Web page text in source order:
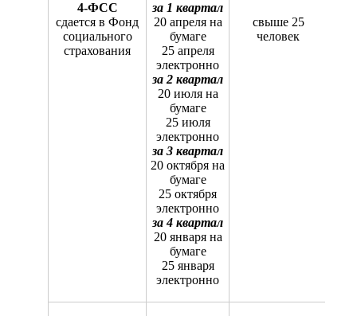
4-ФСС
сдается в Фонд
социального
страхования
за 1 квартал
20 апреля на
бумаге
25 апреля
электронно
за 2 квартал
20 июля на
бумаге
25 июля
электронно
за 3 квартал
20 октября на
бумаге
25 октября
электронно
за 4 квартал
20 января на
бумаге
25 января
электронно
свыше 25
человек